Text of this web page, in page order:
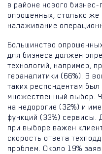
в районе нового
опрошенных, столько же
налаживание
Большинство
для бизнеса должен
технологий, например,
геоаналитики (66%). В
таких респондентам был
множественный выбор.
на недорогие (32%) и
функций (33%) сервисы.
при выборе важен
скорость ответа
проблем. Около 19%